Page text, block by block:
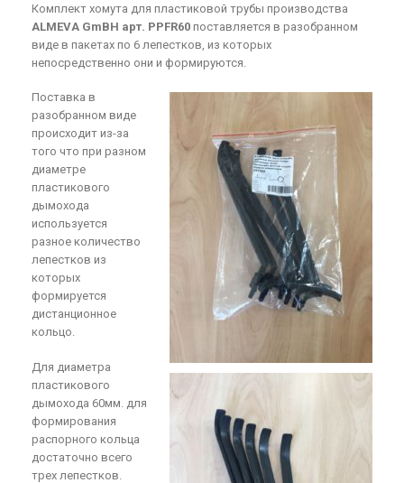
Комплект хомута для пластиковой трубы производства
ALMEVA GmBH арт. PPFR60 поставляется в разобранном
виде в пакетах по 6 лепестков, из которых
непосредственно они и формируются.
Поставка в
разобранном виде
происходит из-за
того что при разном
диаметре
пластикового
дымохода
используется
разное количество
лепестков из
которых
формируется
дистанционное
кольцо.
Для диаметра
пластикового
дымохода 60мм. для
формирования
распорного кольца
достаточно всего
трех лепестков.